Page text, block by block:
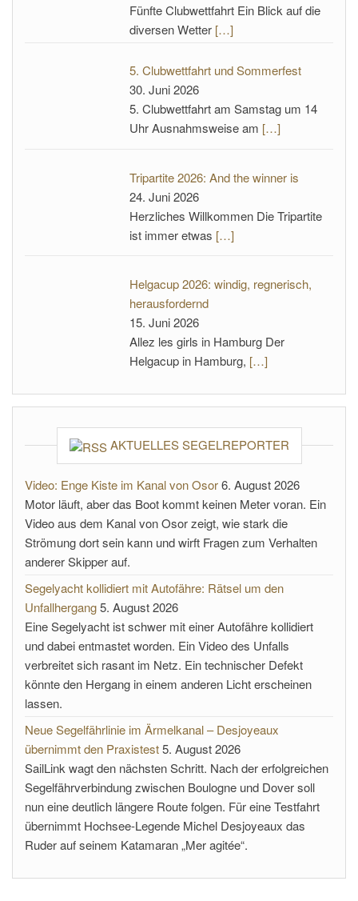
Fünfte Clubwettfahrt Ein Blick auf die
diversen Wetter […]
5. Clubwettfahrt und Sommerfest
30. Juni 2026
5. Clubwettfahrt am Samstag um 14
Uhr Ausnahmsweise am […]
Tripartite 2026: And the winner is
24. Juni 2026
Herzliches Willkommen Die Tripartite
ist immer etwas […]
Helgacup 2026: windig, regnerisch,
herausfordernd
15. Juni 2026
Allez les girls in Hamburg Der
Helgacup in Hamburg, […]
AKTUELLES SEGELREPORTER
Video: Enge Kiste im Kanal von Osor6. August 2026
Motor läuft, aber das Boot kommt keinen Meter voran. Ein
Video aus dem Kanal von Osor zeigt, wie stark die
Strömung dort sein kann und wirft Fragen zum Verhalten
anderer Skipper auf.
Segelyacht kollidiert mit Autofähre: Rätsel um den
Unfallhergang5. August 2026
Eine Segelyacht ist schwer mit einer Autofähre kollidiert
und dabei entmastet worden. Ein Video des Unfalls
verbreitet sich rasant im Netz. Ein technischer Defekt
könnte den Hergang in einem anderen Licht erscheinen
lassen.
Neue Segelfährlinie im Ärmelkanal – Desjoyeaux
übernimmt den Praxistest5. August 2026
SailLink wagt den nächsten Schritt. Nach der erfolgreichen
Segelfährverbindung zwischen Boulogne und Dover soll
nun eine deutlich längere Route folgen. Für eine Testfahrt
übernimmt Hochsee-Legende Michel Desjoyeaux das
Ruder auf seinem Katamaran „Mer agitée“.